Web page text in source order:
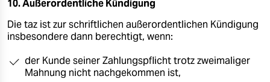
10. Außerordentliche Kündigung
Die taz ist zur schriftlichen außerordentlichen Kündigung
insbesondere dann berechtigt, wenn:
der Kunde seiner Zahlungspflicht trotz zweimaliger
Mahnung nicht nachgekommen ist,